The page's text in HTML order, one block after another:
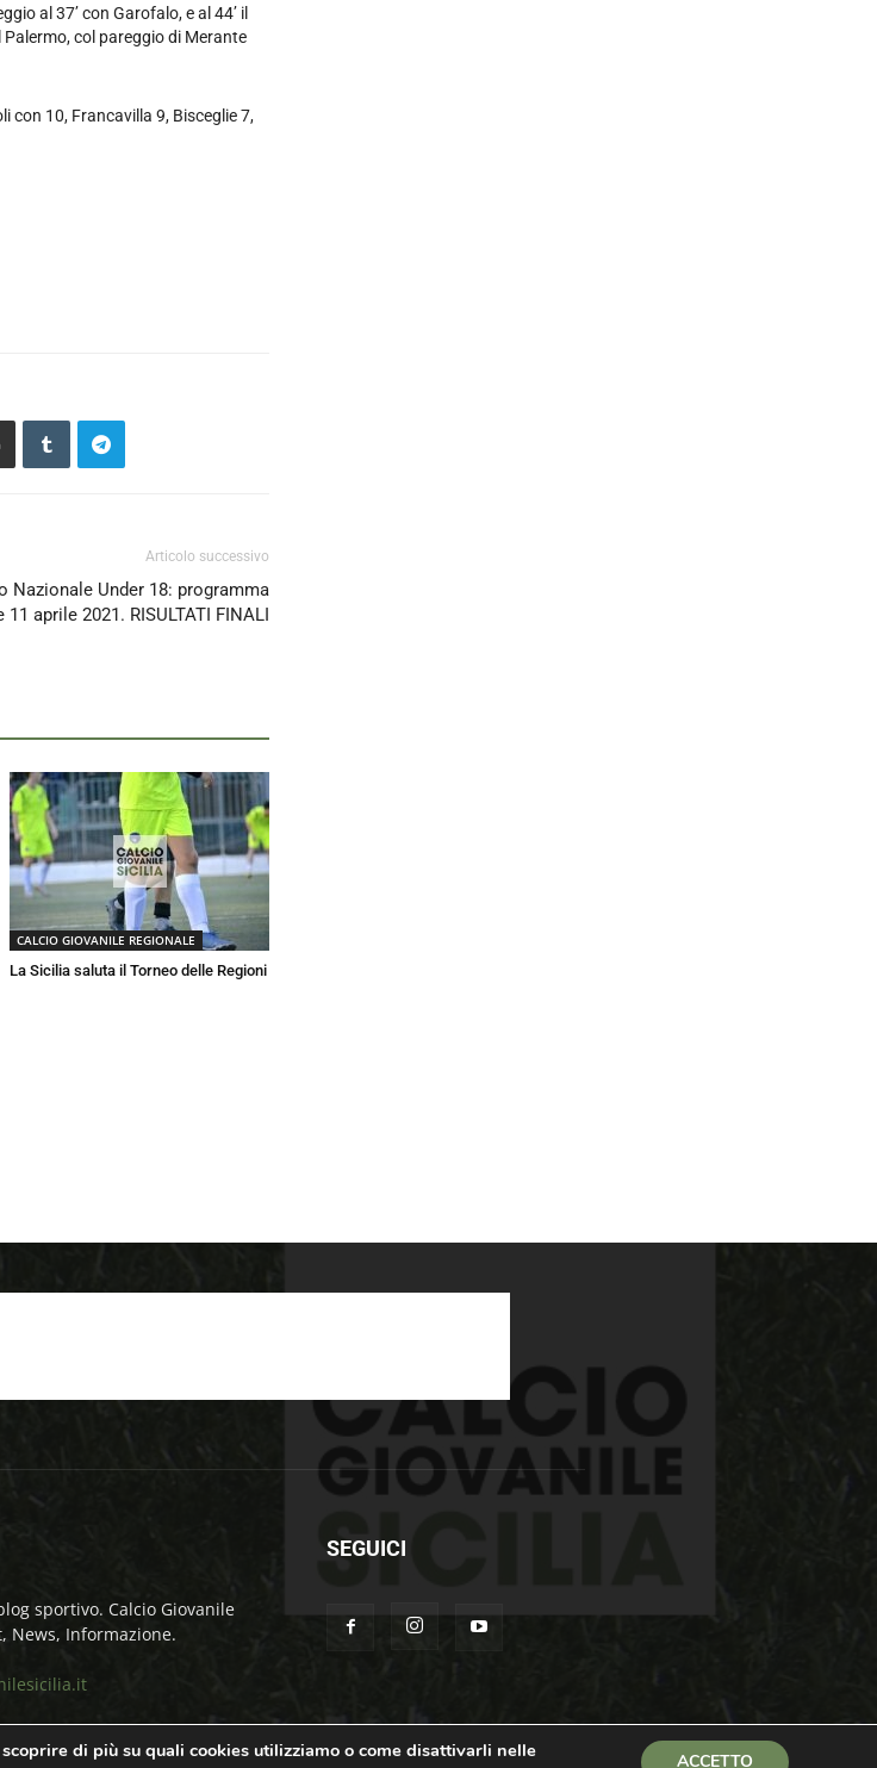
al 37’ con Garofalo, e al 44’ il
col pareggio di Merante
con 10, Francavilla 9, Bisceglie 7,
Articolo successivo
Nazionale Under 18: programma
11 aprile 2021. RISULTATI FINALI
CALCIO GIOVANILE REGIONALE
La Sicilia saluta il Torneo delle Regioni
sportivo. Calcio Giovanile
News, Informazione.
SEGUICI
di più su quali cookies utilizziamo o come disattivarli nelle
ACCETTO